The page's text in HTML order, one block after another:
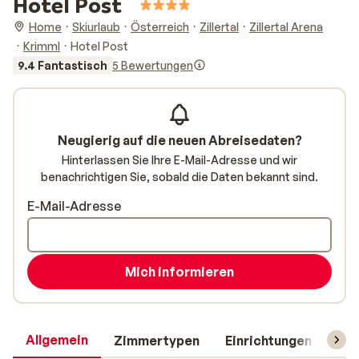
Home Skiurlaub Österreich Zillertal
Zillertal Arena
Krimml
Hotel Post
9.4 Fantastisch 5 Bewertungen
Allgemein Zimmertypen Einrichtungen
Neugierig auf die neuen Abreisedaten?
Hinterlassen Sie Ihre E-Mail-Adresse und wir
benachrichtigen Sie, sobald die Daten bekannt sind.
E-Mail-Adresse
Mich informieren